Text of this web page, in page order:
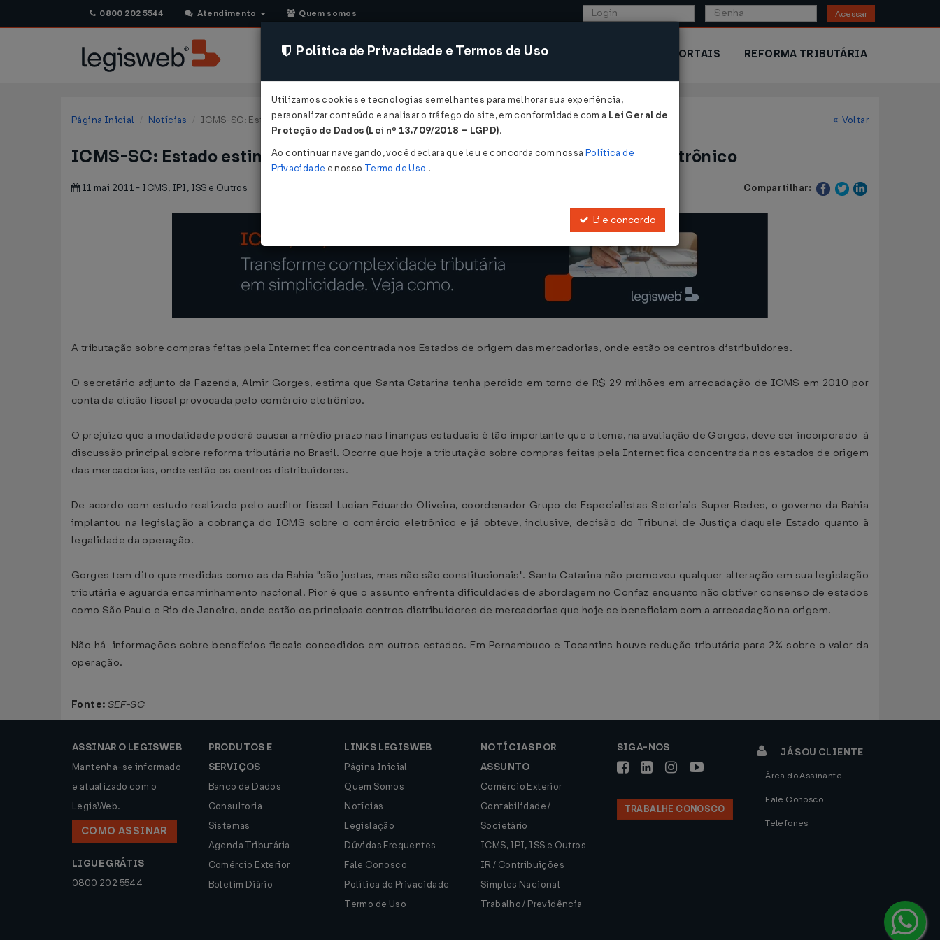
0800 202 5544 Atendimento Quem somos Acessar
CONSULTORIA SISTEMAS COMÉRCIO EXTERIOR PORTAIS REFORMA TRIBUTÁRIA
Página Inicial Notícias ICMS-SC: Estado estima perdas de R$ 29 milhões ao ano com comércio eletrônico... Voltar
ICMS-SC: Estado estima perdas de R$ 29 milhões ao ano com comércio eletrônico
11 mai 2011 - ICMS, IPI, ISS e Outros Compartilhar:
A tributação sobre compras feitas pela Internet fica concentrada nos Estados de origem das mercadorias, onde estão os centros distribuidores.
O secretário adjunto da Fazenda, Almir Gorges, estima que Santa Catarina tenha perdido em torno de R$ 29 milhões em arrecadação de ICMS em 2010 por
conta da elisão fiscal provocada pelo comércio eletrônico.
O prejuízo que a modalidade poderá causar a médio prazo nas finanças estaduais é tão importante que o tema, na avaliação de Gorges, deve ser incorporado à
discussão principal sobre reforma tributária no Brasil. Ocorre que hoje a tributação sobre compras feitas pela Internet fica concentrada nos estados de origem
das mercadorias, onde estão os centros distribuidores.
De acordo com estudo realizado pelo auditor fiscal Lucian Eduardo Oliveira, coordenador Grupo de Especialistas Setoriais Super Redes, o governo da Bahia
implantou na legislação a cobrança do ICMS sobre o comércio eletrônico e já obteve, inclusive, decisão do Tribunal de Justiça daquele Estado quanto à
legalidade da operação.
Gorges tem dito que medidas como as da Bahia "são justas, mas não são constitucionais". Santa Catarina não promoveu qualquer alteração em sua legislação
tributária e aguarda encaminhamento nacional. Pior é que o assunto enfrenta dificuldades de abordagem no Confaz enquanto não obtiver consenso de estados
como São Paulo e Rio de Janeiro, onde estão os principais centros distribuidores de mercadorias que hoje se beneficiam com a arrecadação na origem.
Não há informações sobre benefícios fiscais concedidos em outros estados. Em Pernambuco e Tocantins houve redução tributária para 2% sobre o valor da
operação.
Fonte: SEF-SC
ASSINAR O LEGISWEB
Mantenha-se informado
e atualizado com o
LegisWeb.
COMO ASSINAR
LIGUE GRÁTIS
0800 202 5544
PRODUTOS E
SERVIÇOS
Banco de Dados
Consultoria
Sistemas
Agenda Tributária
Comércio Exterior
Boletim Diário
LINKS LEGISWEB
Página Inicial
Quem Somos
Notícias
Legislação
Dúvidas Frequentes
Fale Conosco
Política de Privacidade
Termo de Uso
NOTÍCIAS POR
ASSUNTO
Comércio Exterior
Contabilidade /
Societário
ICMS, IPI, ISS e Outros
IR / Contribuições
Simples Nacional
Trabalho / Previdência
SIGA-NOS
TRABALHE CONOSCO
JÁ SOU CLIENTE
Área do Assinante
Fale Conosco
Telefones
Política de Privacidade e Termos de Uso
Utilizamos cookies e tecnologias semelhantes para melhorar sua experiência,
personalizar conteúdo e analisar o tráfego do site, em conformidade com a Lei Geral de
Proteção de Dados (Lei nº 13.709/2018 – LGPD).
Ao continuar navegando, você declara que leu e concorda com nossa Política de
Privacidade e nosso Termo de Uso .
Li e concordo